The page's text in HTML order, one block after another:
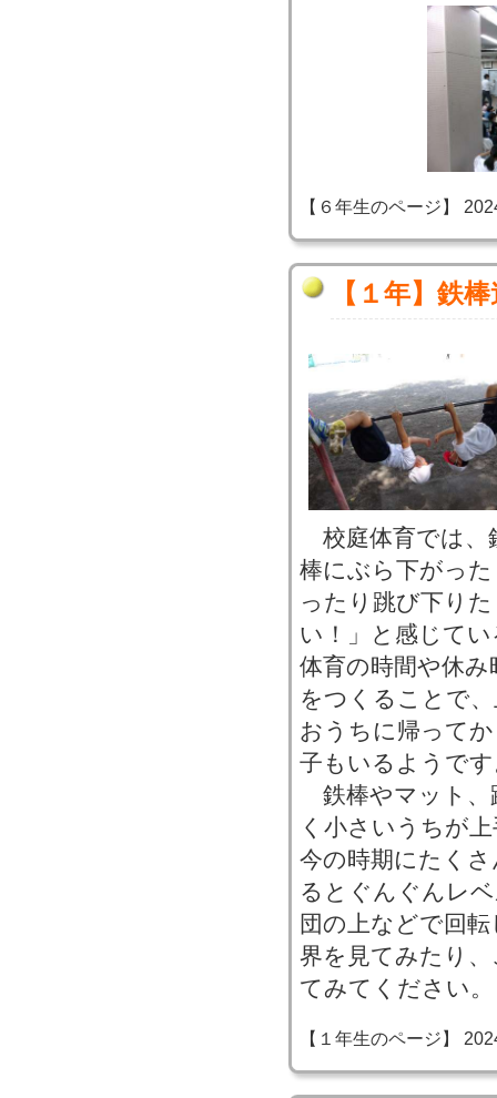
【６年生のページ】
【１年】鉄
校庭体育では、
棒にぶら下がっ
ったり跳び下り
い！」と感じて
体育の時間や休
をつくることで
おうちに帰って
子もいるようで
鉄棒やマット、
く小さいうちが
今の時期にたく
るとぐんぐんレ
団の上などで回
界を見てみたり
てみてください。
【１年生のページ】